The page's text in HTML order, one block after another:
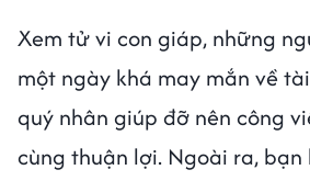
Xem tử vi con giáp, những
một ngày khá may mắn về
quý nhân giúp đỡ nên công
cùng thuận lợi. Ngoài ra,